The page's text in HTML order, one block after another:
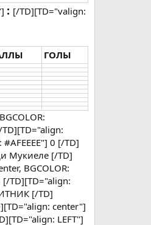
: [/TD][TD="valign:
ГОЛЫ
0 [/TD]
Мукиеле [/TD]
BGCOLOR:
TD][TD="align:
[/TD]
center"]
LEFT"]